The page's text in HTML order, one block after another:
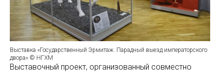
Выставка «Государственный Эрмитаж. Парадный выезд императорского
двора» © НГХМ
Выставочный проект, организованный совместно